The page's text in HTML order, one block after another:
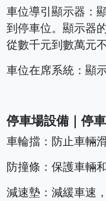
車位導引顯示器：
到停車位。顯示器
從數千元到數萬元不
車位在席系統：顯
停車場設備｜停
車輪擋：防止車輛滑
防撞條：保護車輛
減速墊：減緩車速